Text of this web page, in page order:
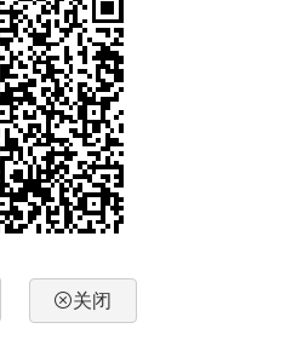
关闭